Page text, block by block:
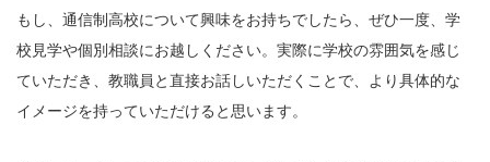
もし、通信制高校について興味をお持ちでしたら、ぜひ一度、学
校見学や個別相談にお越しください。実際に学校の雰囲気を感じ
ていただき、教職員と直接お話しいただくことで、より具体的な
イメージを持っていただけると思います。